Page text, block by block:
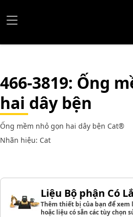
466-3819: Ống
hai dây bện
Ống mềm nhỏ gọn hai dây bện Cat®
Nhãn hiệu: Cat
Liệu Bộ phận Có
Thêm thiết bị của bạn để
hoặc liệu có sẵn các tùy chọn